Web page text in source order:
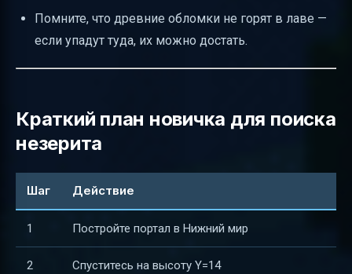
Помните, что древние обломки не горят в лаве —
если упадут туда, их можно достать.
Краткий план новичка для поиска
незерита
Шаг Действие
1 Постройте портал в Нижний мир
2 Спуститесь на высоту Y=14